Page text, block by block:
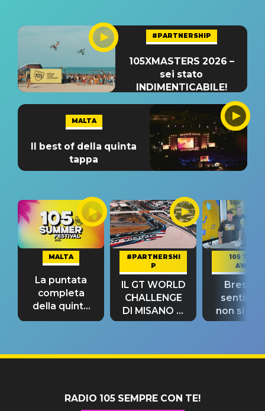
#PARTNERSHIP
105XMASTERS 2026 –
sei stato
INDIMENTICABILE!
MALTA
Il best of della quinta
tappa
MALTA
La puntata
completa
della quinta
tappa
#PARTNERSHI
P
IL GT WORLD
CHALLENGE
DI MISANO si
riconferma
105 TAKE
AWAY
Bresh:
non si
fino alla
RADIO 105 SEMPRE CON TE!